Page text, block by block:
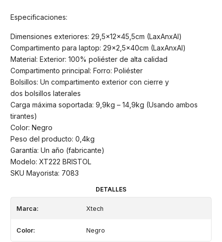
Especificaciones:
Dimensiones exteriores: 29,5x12x45,5cm (LaxAnxAl)
Compartimento para laptop: 29x2,5x40cm (LaxAnxAl)
Material: Exterior: 100% poliéster de alta calidad
Compartimento principal: Forro: Poliéster
Bolsillos: Un compartimento exterior con cierre y
dos bolsillos laterales
Carga máxima soportada: 9,9kg – 14,9kg (Usando ambos
tirantes)
Color: Negro
Peso del producto: 0,4kg
Garantía: Un año (fabricante)
Modelo: XT222 BRISTOL
SKU Mayorista: 7083
DETALLES
Marca: Xtech
Color: Negro